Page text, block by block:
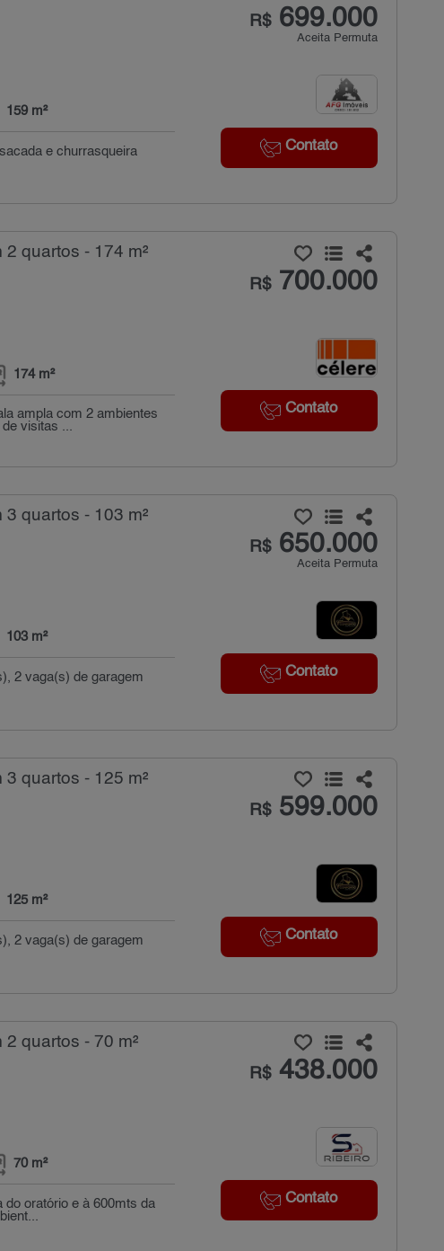
R$699.000
Aceita Permuta
Contato
159 m²
e churrasqueira
quartos - 174 m²
R$700.000
Contato
174 m²
ampla com 2 ambientes
visitas ...
quartos - 103 m²
R$650.000
Aceita Permuta
Contato
103 m²
2 vaga(s) de garagem
quartos - 125 m²
R$599.000
Contato
125 m²
2 vaga(s) de garagem
quartos - 70 m²
R$438.000
Contato
70 m²
do oratório e à 600mts da